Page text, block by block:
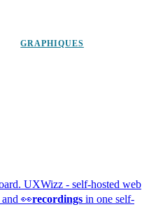
GRAPHIQUES
UXWizz - self-hosted web
and 👀recordings in one self-